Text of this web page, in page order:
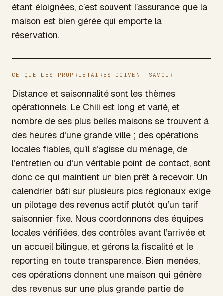
étant éloignées, c’est souvent l’assurance que la
maison est bien gérée qui emporte la
réservation.
CE QUE LES PROPRIÉTAIRES DOIVENT SAVOIR
Distance et saisonnalité sont les thèmes
opérationnels. Le Chili est long et varié, et
nombre de ses plus belles maisons se trouvent à
des heures d’une grande ville ; des opérations
locales fiables, qu’il s’agisse du ménage, de
l’entretien ou d’un véritable point de contact, sont
donc ce qui maintient un bien prêt à recevoir. Un
calendrier bâti sur plusieurs pics régionaux exige
un pilotage des revenus actif plutôt qu’un tarif
saisonnier fixe. Nous coordonnons des équipes
locales vérifiées, des contrôles avant l’arrivée et
un accueil bilingue, et gérons la fiscalité et le
reporting en toute transparence. Bien menées,
ces opérations donnent une maison qui génère
des revenus sur une plus grande partie de